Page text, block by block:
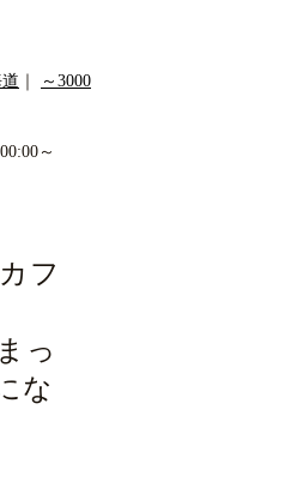
～3000
～
フ
っ
な